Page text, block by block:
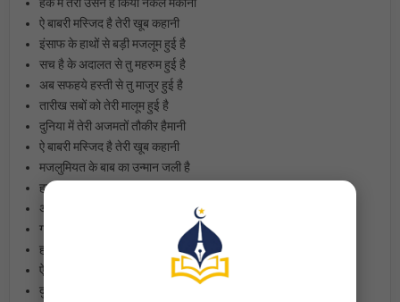
ऐ बाबरी मस्जिद है तेरी खूब कहानी
इंसाफ के हाथों से बड़ी मजलूम हुई है
सच है के अदालत से तु महरुम हुई है
अब सफहये हस्ती से तु माजुर हुई है
तारीख सबों को तेरी मालूम हुई है
दुनिया में तेरी अजमतों तौकीर हैमानी
ऐ बाबरी मस्जिद है तेरी खूब कहानी
मजलुमियत के बाब का उन्मान जली है
हस्ती से तेरी हमको मिली जिंदा दिली है
अफसोस के गुलजार कि मुरझाई कली है
गमगीन तेरे वास्ते ये तेरा वली है
हम सब को तेरी याद है मजलूम कहानी
ऐ बाबरी मस्जिद है तेरी खूब कहानी
दुनिया में हुई जिंदाए जावेद कहानी